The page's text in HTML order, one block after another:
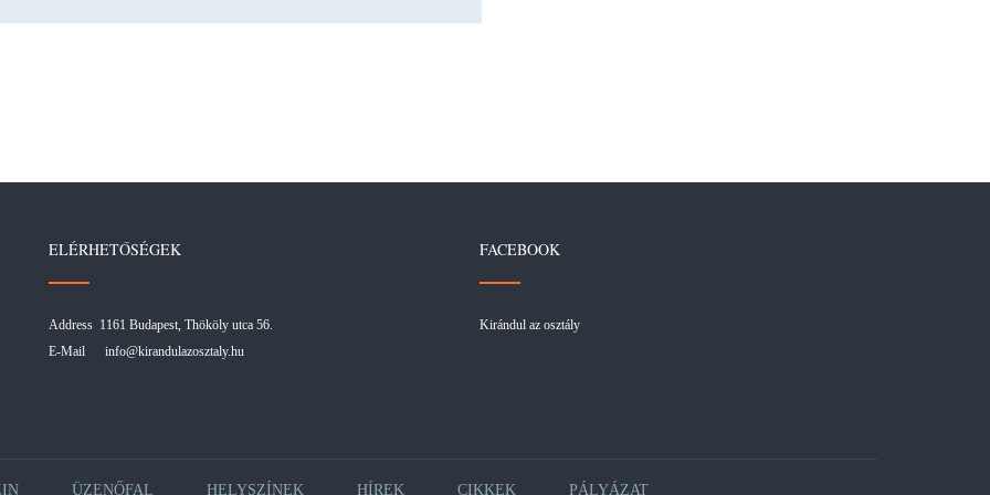
ELÉRHETŐSÉGEK
Address 1161 Budapest, Thököly utca 56.
E-Mail info@kirandulazosztaly.hu
FACEBOOK
Kirándul az osztály
ÜZENŐFAL HELYSZÍNEK HÍREK CIKKEK PÁLYÁZAT